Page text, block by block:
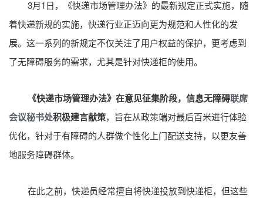
3月1日，《快递市场管理办法》的最新规定正式实施，随
着快递新规的实施，快递行业正迈向更为规范和人性化的发
展。这一系列的新规定不仅关注了用户权益的保护，更考虑到
了无障碍服务的需求，尤其是针对快递柜的使用。
《快递市场管理办法》在意见征集阶段，信息无障碍联席
会议秘书处积极建言献策，旨在从政策端对最后百米进行体验
优化，针对于有障碍的人群做个性化上门配送支持，以更友善
地服务障碍群体。
在此之前，快递员经常擅自将快递投放到快递柜，但这些